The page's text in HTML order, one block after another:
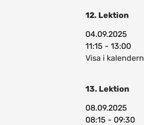
12. Lektion
04.09.2025
11:15 - 13:00
Visa i kalendern
13. Lektion
08.09.2025
08:15 - 09:30